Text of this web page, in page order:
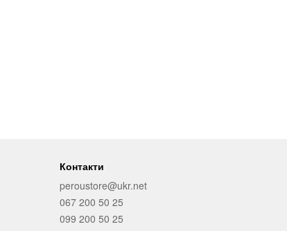
Контакти
peroustore@ukr.net
067 200 50 25
099 200 50 25